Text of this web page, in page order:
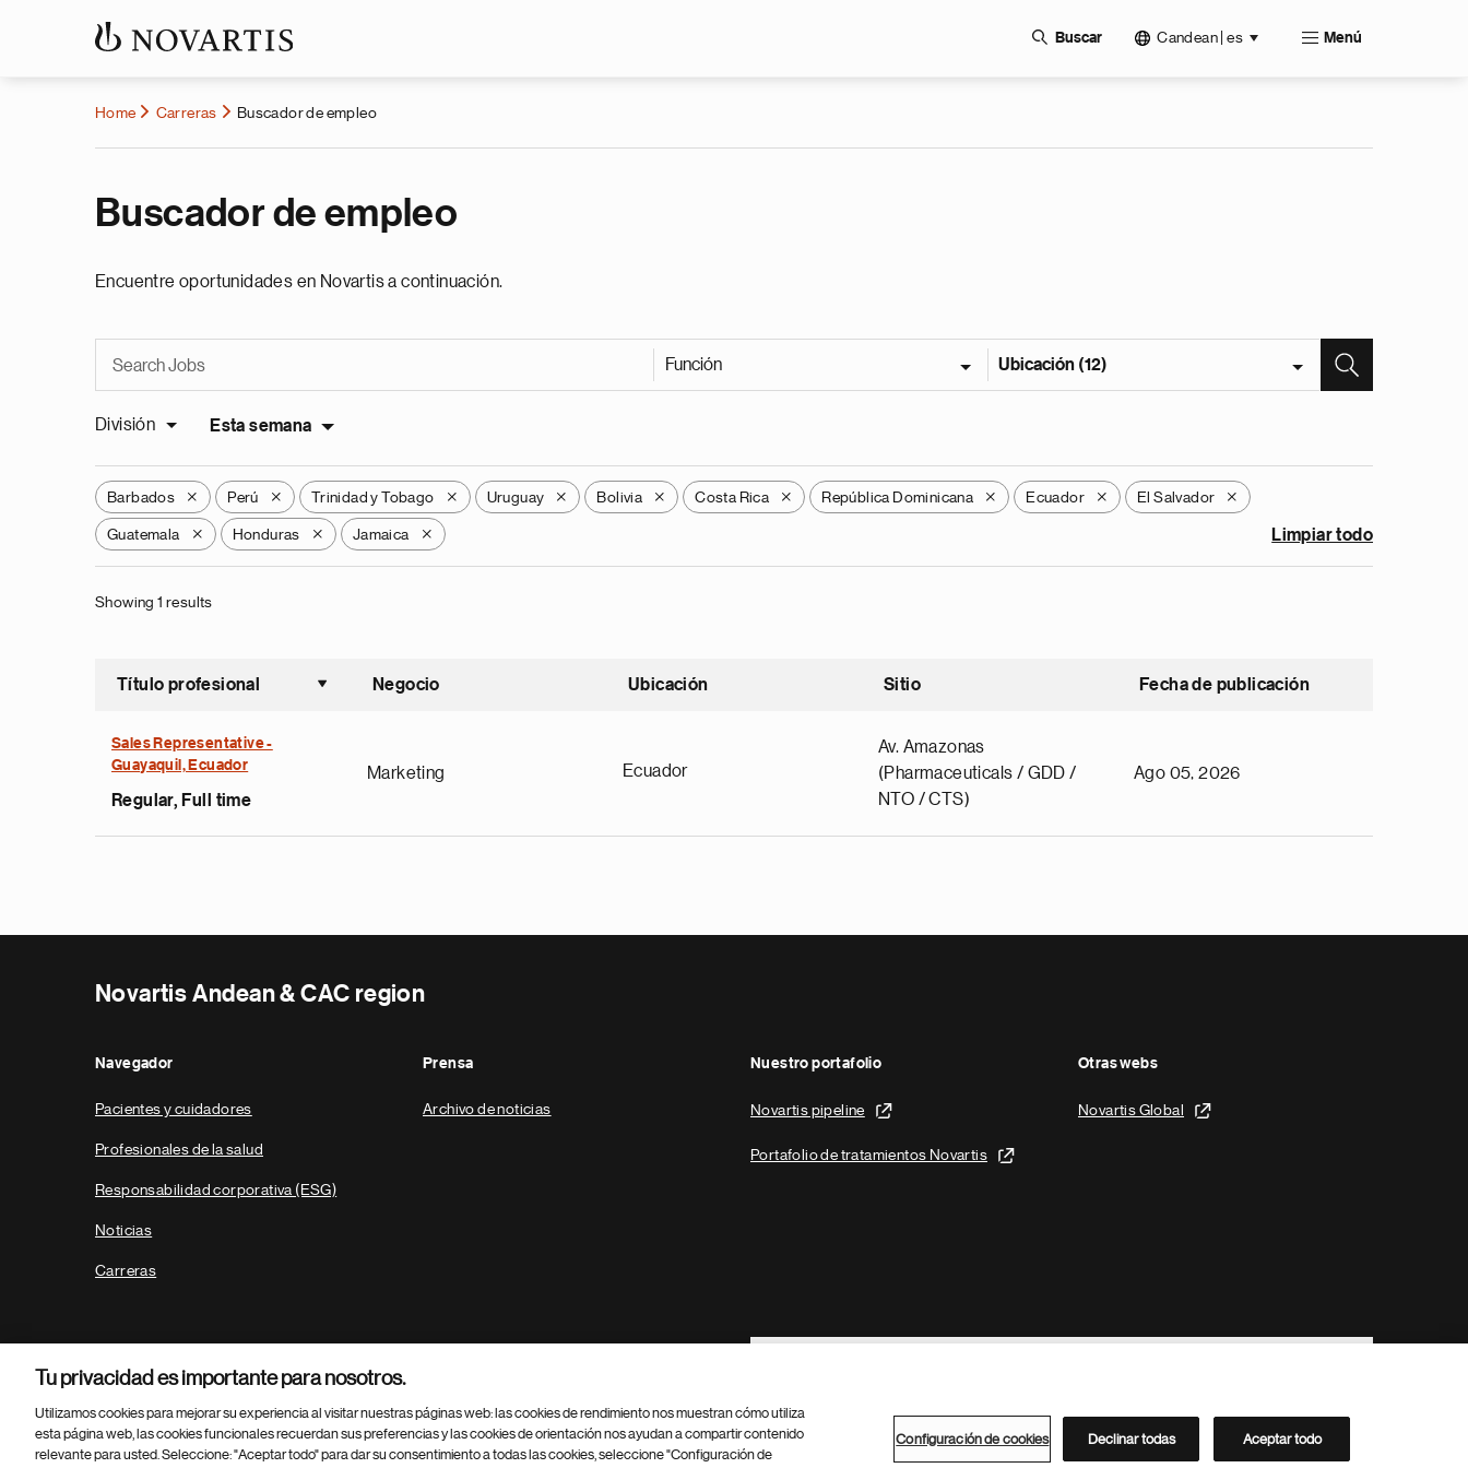
Buscar Candean | es Menú
Home Carreras Buscador de empleo
Buscador de empleo
Encuentre oportunidades en Novartis a continuación.
Función Ubicación (12)
División Esta semana
Barbados X Perú X Trinidad y Tobago X Uruguay X Bolivia X Costa Rica X República Dominicana X Ecuador X El Salvador X
Guatemala X Honduras X Jamaica X Limpiar todo
Showing 1 results
Título profesional
Ordenar ascendente
Negocio Ubicación Sitio Fecha de publicación
Sales Representative -
Guayaquil, Ecuador
Regular, Full time
Marketing Ecuador
Av. Amazonas
(Pharmaceuticals / GDD /
NTO / CTS)
Ago 05, 2026
Novartis Andean & CAC region
Navegador
Pacientes y cuidadores
Profesionales de la salud
Responsabilidad corporativa (ESG)
Noticias
Carreras
Prensa
Archivo de noticias
Nuestro portafolio
Novartis pipeline
Portafolio de tratamientos Novartis
Otras webs
Novartis Global
Footer Site Search
Parte
© 2026 Novartis AG Directorio de Novartis
Tu privacidad es importante para nosotros.
Utilizamos cookies para mejorar su experiencia al visitar nuestras páginas web: las cookies de rendimiento nos muestran cómo utiliza
esta página web, las cookies funcionales recuerdan sus preferencias y las cookies de orientación nos ayudan a compartir contenido
relevante para usted. Seleccione: "Aceptar todo" para dar su consentimiento a todas las cookies, seleccione "Configuración de
Configuración de cookies Declinar todas Aceptar todo